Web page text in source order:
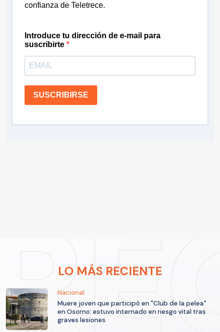
confianza de Teletrece.
Introduce tu dirección de e-mail para
suscribirte
SUSCRIBIRSE
LO MÁS RECIENTE
Nacional
Muere joven que participó en "Club de la pelea"
en Osorno: estuvo internado en riesgo vital tras
graves lesiones